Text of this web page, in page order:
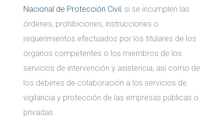
Nacional de Protección Civil , si se incumplen las
órdenes, prohibiciones, instrucciones o
requerimientos efectuados por los titulares de los
órganos competentes o los miembros de los
servicios de intervención y asistencia, así como de
los deberes de colaboración a los servicios de
vigilancia y protección de las empresas públicas o
privadas.